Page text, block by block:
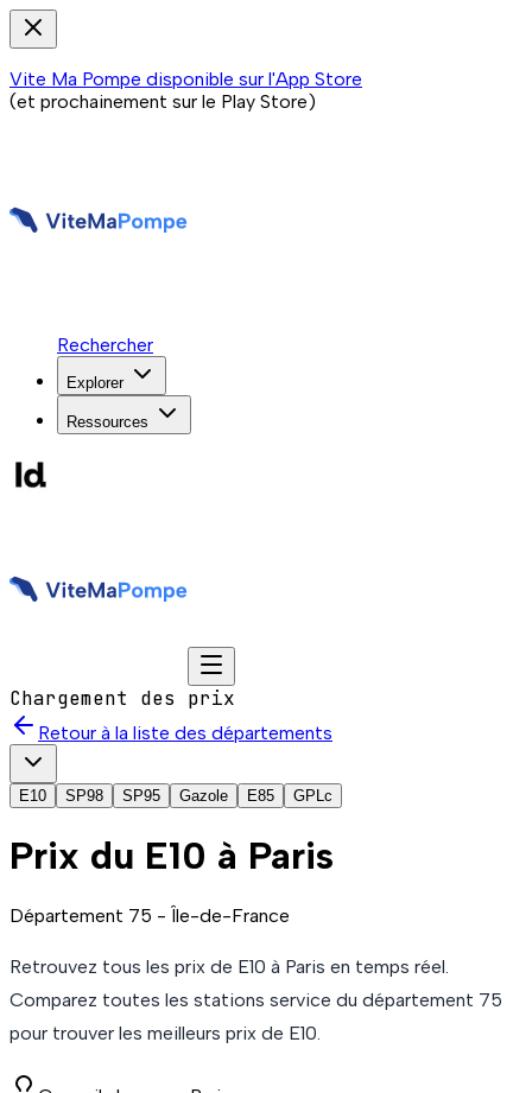
Vite Ma Pompe disponible sur l'App Store
(et prochainement sur le Play Store)
Rechercher
Explorer
Ressources
Chargement des prix
Retour à la liste des départements
E10 SP98 SP95 Gazole E85 GPLc
Prix du E10 à Paris
Département 75 - Île-de-France
Retrouvez tous les prix de E10 à Paris en temps réel.
Comparez toutes les stations service du département 75
pour trouver les meilleurs prix de E10.